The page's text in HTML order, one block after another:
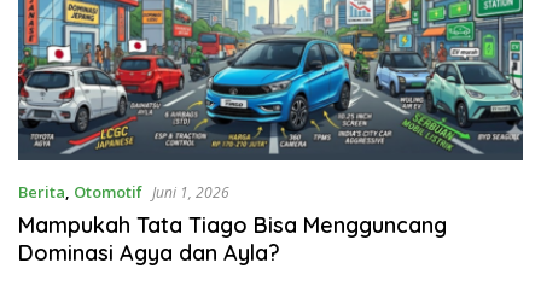
Berita, Otomotif Juni 1, 2026
Mampukah Tata Tiago Bisa Mengguncang
Dominasi Agya dan Ayla?